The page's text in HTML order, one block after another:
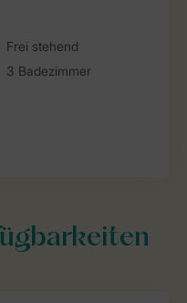
Frei stehend
3 Badezimmer